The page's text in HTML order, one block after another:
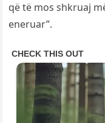
që të mos shkruaj
eneruar”.